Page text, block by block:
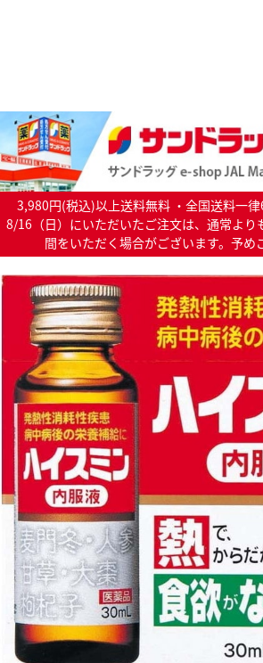
3,980円(税込)以上送料無料 ・全国送料一
8/16（日）にいただいたご注文は、通常より
間をいただく場合がございます。予め